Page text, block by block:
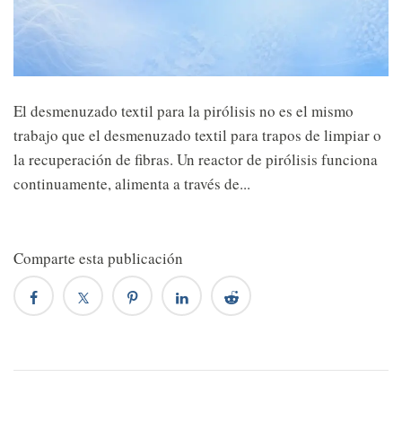
El desmenuzado textil para la pirólisis no es el mismo
trabajo que el desmenuzado textil para trapos de limpiar o
la recuperación de fibras. Un reactor de pirólisis funciona
continuamente, alimenta a través de...
Comparte esta publicación